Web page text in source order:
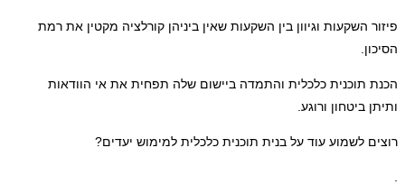
וגיוון בין השקעות שאין ביניהן קורלציה מקטין את רמת
כלכלית והתמדה ביישום שלה תפחית את אי הוודאות
ורוגע.
עוד על בנית תוכנית כלכלית למימוש יעדים?